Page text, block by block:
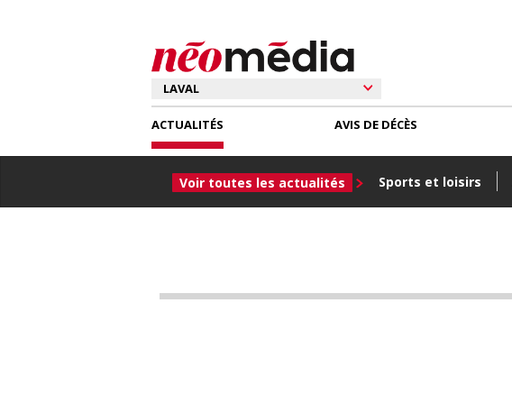
ACTUALITÉS
Voir toutes les actualités Sports et loisirs
AVIS DE DÉCÈS